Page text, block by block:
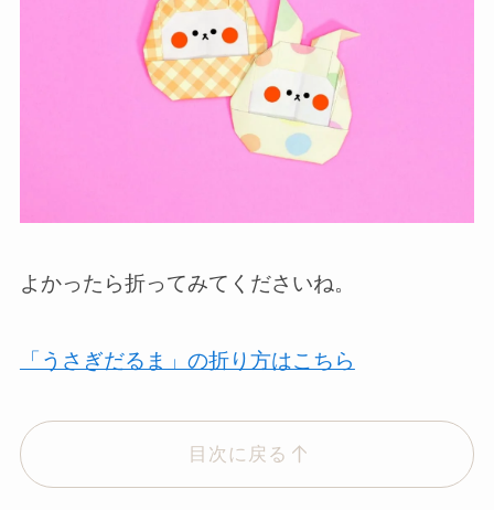
よかったら折ってみてくださいね。
「うさぎだるま」の折り方はこちら
目次に戻る